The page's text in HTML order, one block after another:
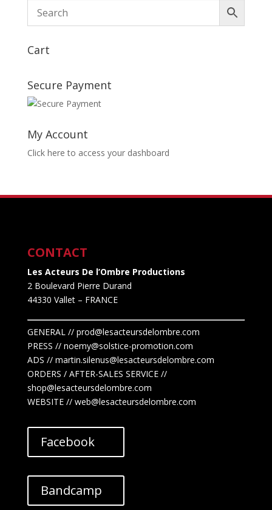
Cart
Secure Payment
My Account
Click here to access your dashboard
CONTACT
Les Acteurs De l’Ombre Productions
2 Boulevard Pierre Durand
44330 Vallet– FRANCE
GENERAL // prod@lesacteursdelombre.com
PRESS // noemy@solstice-promotion.com
ADS // martin.silenus@lesacteursdelombre.com
ORDERS / AFTER-SALES SERVICE //
shop@lesacteursdelombre.com
WEBSITE // web@lesacteursdelombre.com
Facebook
Bandcamp